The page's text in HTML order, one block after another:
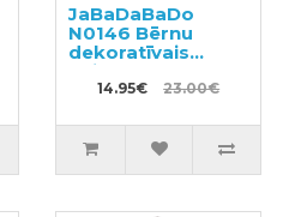
JaBaDaBaDo
N0146 Bērnu
dekoratīvais
spilvens
14.95€ 23.00€